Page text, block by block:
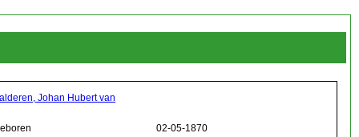
Johan Hubert van
02-05-1870